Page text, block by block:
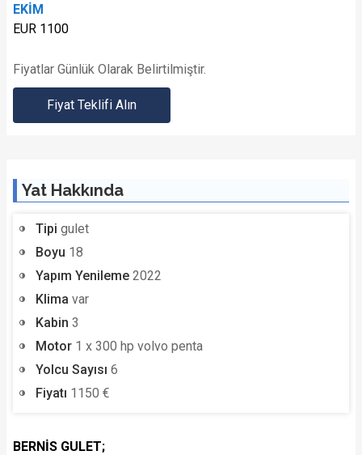
EKİM
EUR 1100
Fiyatlar Günlük Olarak Belirtilmiştir.
Fiyat Teklifi Alın
Yat Hakkında
Tipi gulet
Boyu 18
Yapım Yenileme 2022
Klima var
Kabin 3
Motor 1 x 300 hp volvo penta
Yolcu Sayısı 6
Fiyatı 1150 €
BERNİS GULET;